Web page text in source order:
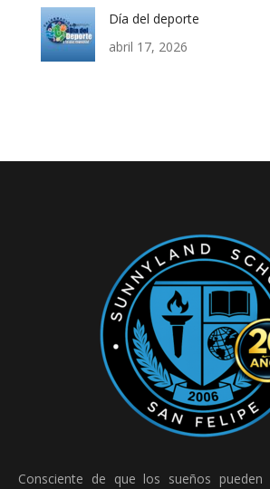
Día del deporte
abril 17, 2026
Consciente de que los sueños pueden